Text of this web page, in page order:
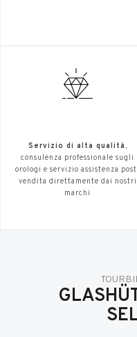
Servizio di alta qualità,
consulenza professionale sugli
orologi e servizio assistenza
vendita direttamente dai nostri
marchi